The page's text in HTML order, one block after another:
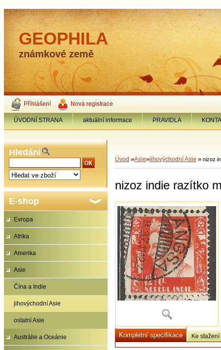
GEOPHILA
známkové země
Přihlášení Nová registrace
ÚVODNÍ STRANA aktuální informace PRAVIDLA
Hledání
E-shop
Evropa
Afrika
Amerika
Asie
Čína a Indie
jihovýchodní Asie
ostatní Asie
Austrálie a Oceánie
Úvod »Asie»jihovýchodní Asie » nizoz
nizoz indie razítko
Kompletní specifikace Ke stažení